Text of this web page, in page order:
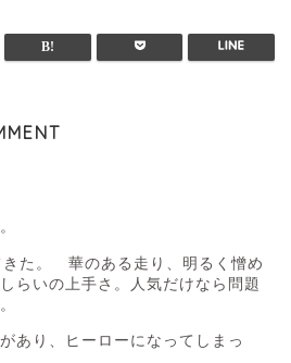
た。 華のある走り、明るく憎め
らいの上手さ。人気だけなら問題
あり、ヒーローになってしまっ